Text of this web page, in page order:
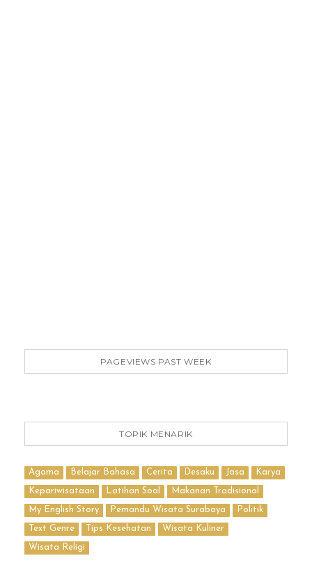
PAGEVIEWS PAST WEEK
TOPIK MENARIK
Agama Belajar Bahasa Cerita Desaku Jasa Karya
Kepariwisataan Latihan Soal Makanan Tradisional
My English Story Pemandu Wisata Surabaya Politik
Text Genre Tips Kesehatan Wisata Kuliner
Wisata Religi